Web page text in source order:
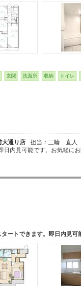
玄関 洗面所 収納 トイレ
大通り店
担当：三輪 直人
日内見可能です。お気軽に
ートできます。即日内見可